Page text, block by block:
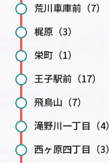
荒川車庫前（7）
梶原（3）
栄町（1）
王子駅前（17）
飛鳥山（7）
滝野川一丁目（4）
西ヶ原四丁目（3）